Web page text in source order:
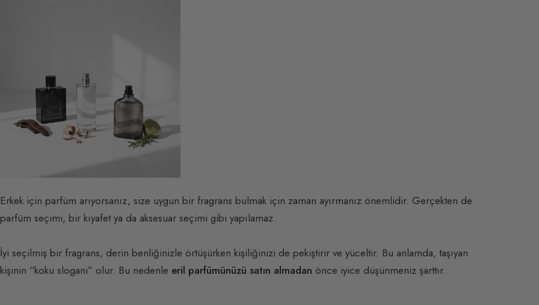
Erkek için parfüm arıyorsanız, size uygun bir fragrans bulmak için zaman ayırmanız önemlidir. Gerçekten de
parfüm seçimi, bir kıyafet ya da aksesuar seçimi gibi yapılamaz.
İyi seçilmiş bir fragrans, derin benliğinizle örtüşürken kişiliğinizi de pekiştirir ve yüceltir. Bu anlamda, taşıyan
kişinin “koku sloganı” olur. Bu nedenle eril parfümünüzü satın almadan önce iyice düşünmeniz şarttır.